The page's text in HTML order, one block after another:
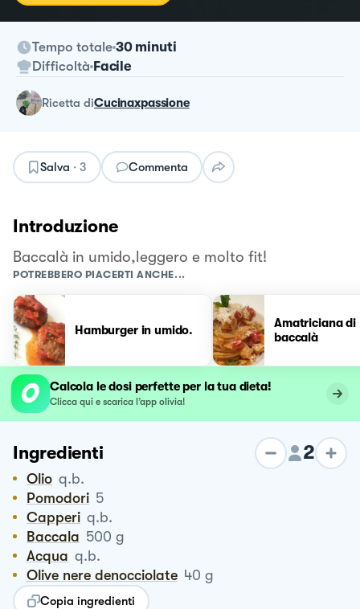
Tempo totale 30 minuti
Difficoltà Facile
ricetta diCucinaxpassione
Salva · 3 Commenta
Introduzione
Baccalà in umido,leggero e molto fit!
POTREBBERO PIACERTI ANCHE...
Hamburger in umido.
Amatriciana di
baccalà
Calcola le dosi perfette per la tua dieta!
Clicca qui e scarica l’app olivia!
Ingredienti 2
Olio q.b.
Pomodori 5
Capperi q.b.
Baccala 500 g
Acqua q.b.
Olive nere denocciolate 40 g
Copia ingredienti